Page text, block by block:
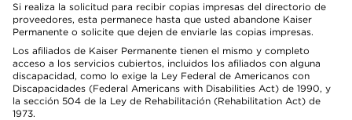
Si realiza la solicitud para recibir copias impresas del directorio de
proveedores, esta permanece hasta que usted abandone Kaiser
Permanente o solicite que dejen de enviarle las copias impresas.
Los afiliados de Kaiser Permanente tienen el mismo y completo
acceso a los servicios cubiertos, incluidos los afiliados con alguna
discapacidad, como lo exige la Ley Federal de Americanos con
Discapacidades (Federal Americans with Disabilities Act) de 1990, y
la sección 504 de la Ley de Rehabilitación (Rehabilitation Act) de
1973.